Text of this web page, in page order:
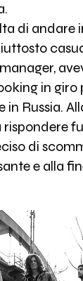
di andare
in giro
Russia.
di
e alla